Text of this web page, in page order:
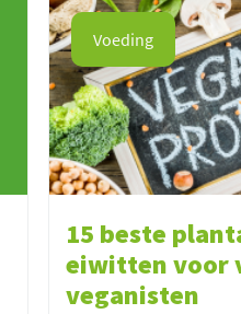
Voeding
15 beste
eiwitten voor
veganisten